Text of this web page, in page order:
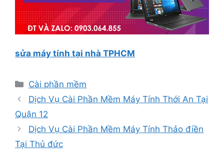
sửa máy tính tại nhà TPHCM
Danh
mục
Cài phần mềm
Dịch Vụ Cài Phần Mềm Máy Tính Thới An Tại
Quận 12
Dịch Vụ Cài Phần Mềm Máy Tính Thảo điền
Tại Thủ đức